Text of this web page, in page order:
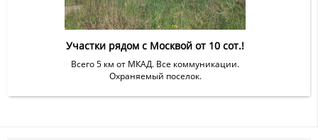
Участки рядом с Москвой от 10 сот.!
Всего 5 км от МКАД. Все коммуникации.
Охраняемый поселок.